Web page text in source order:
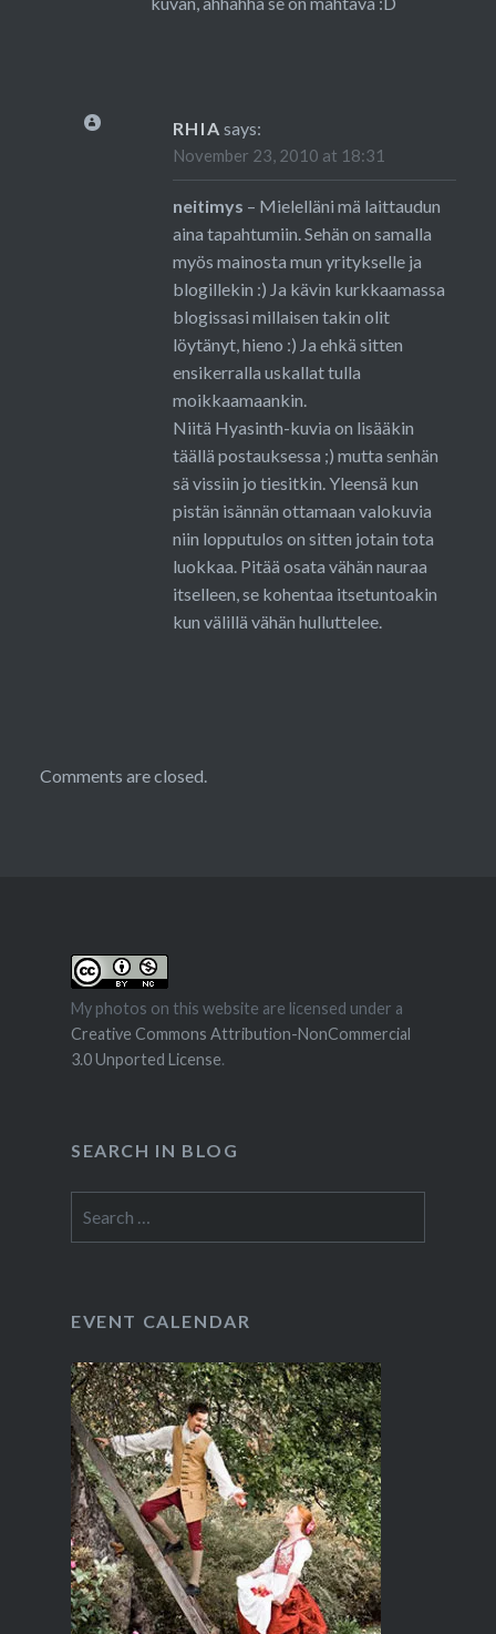
RHIA says:
November 23, 2010 at 18:31
neitimys – Mielelläni mä laittaudun
aina tapahtumiin. Sehän on samalla
myös mainosta mun yritykselle ja
blogillekin :) Ja kävin kurkkaamassa
blogissasi millaisen takin olit
löytänyt, hieno :) Ja ehkä sitten
ensikerralla uskallat tulla
moikkaamaankin.
Niitä Hyasinth-kuvia on lisääkin
täällä postauksessa ;) mutta senhän
sä vissiin jo tiesitkin. Yleensä kun
pistän isännän ottamaan valokuvia
niin lopputulos on sitten jotain tota
luokkaa. Pitää osata vähän nauraa
itselleen, se kohentaa itsetuntoakin
kun välillä vähän hulluttelee.
Comments are closed.
My photos on this website are licensed under a
Creative Commons Attribution-NonCommercial
3.0 Unported License.
SEARCH IN BLOG
for:
EVENT CALENDAR